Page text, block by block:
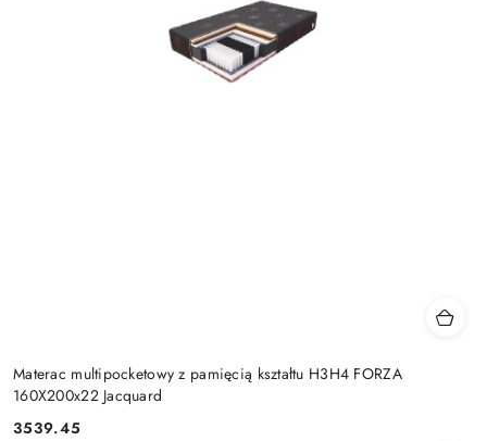
Materac multipocketowy z pamięcią kształtu H3H4 FORZA
160X200x22 Jacquard
3539.45